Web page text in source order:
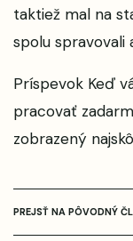
taktiež mal na
spolu spravovali
Príspevok Keď
pracovať
zobrazený
PREJSŤ NA PÔVODNÝ